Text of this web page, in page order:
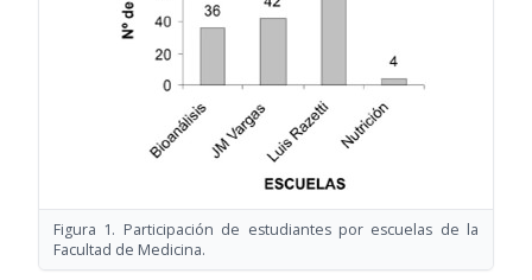
Figura 1. Participación de estudiantes por escuelas de la
Facultad de Medicina.